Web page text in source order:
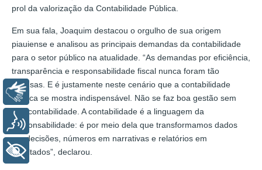
prol da valorização da Contabilidade Pública.
Em sua fala, Joaquim destacou o orgulho de sua origem
piauiense e analisou as principais demandas da contabilidade
para o setor público na atualidade. “As demandas por eficiência,
transparência e responsabilidade fiscal nunca foram tão
intensas. E é justamente neste cenário que a contabilidade
pública se mostra indispensável. Não se faz boa gestão sem
boa contabilidade. A contabilidade é a linguagem da
responsabilidade: é por meio dela que transformamos dados
em decisões, números em narrativas e relatórios em
resultados”, declarou.
Libras
Voz
+ Acessibilidade